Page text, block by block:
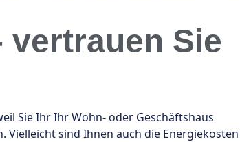
vertrauen Sie
Sie Ihr Ihr Wohn- oder Geschäftshaus
sind Ihnen auch die